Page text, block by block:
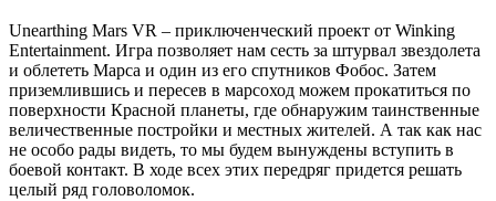
Unearthing Mars VR – приключенческий проект от Winking
Entertainment. Игра позволяет нам сесть за штурвал звездолета
и облететь Марса и один из его спутников Фобос. Затем
приземлившись и пересев в марсоход можем прокатиться по
поверхности Красной планеты, где обнаружим таинственные
величественные постройки и местных жителей. А так как нас
не особо рады видеть, то мы будем вынуждены вступить в
боевой контакт. В ходе всех этих передряг придется решать
целый ряд головоломок.